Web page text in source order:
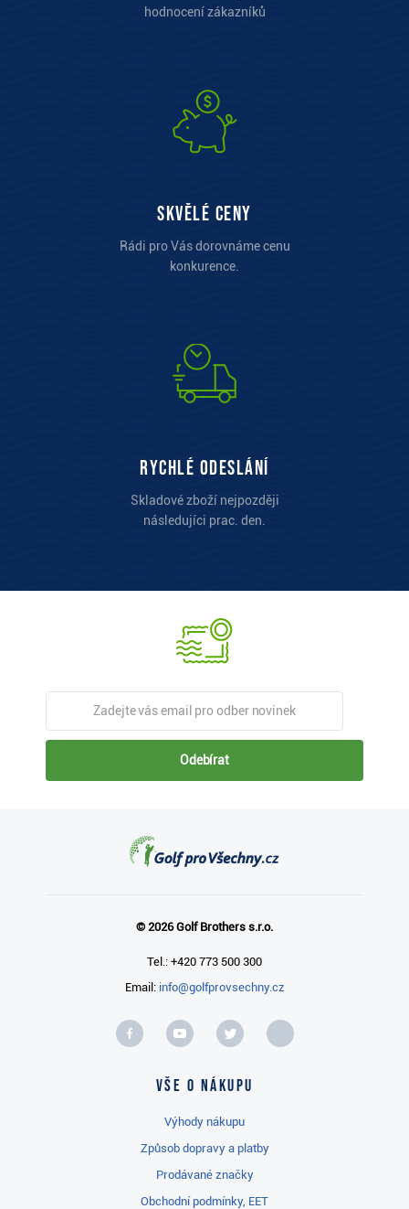
hodnocení zákazníků
Skvělé ceny
Rádi pro Vás dorovnáme cenu
konkurence.
Rychlé odeslání
Skladové zboží nejpozději
následujíci prac. den.
Odebírat
© 2026 Golf Brothers s.r.o.
Tel.: +420 773 500 300
Email: info@golfprovsechny.cz
Vše o nákupu
Výhody nákupu
Způsob dopravy a platby
Prodávané značky
Obchodní podmínky, EET